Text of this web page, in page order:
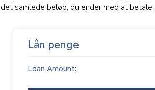
det samlede beløb, du ender med at
Lån penge
Loan Amount: